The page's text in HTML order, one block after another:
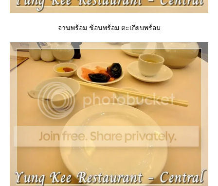
จานพร้อม ช้อนพร้อม ตะเกียบพร้อม